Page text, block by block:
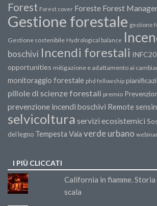
Forest Forest cover Foreste Forest
Gestione forestale gestione
Gestione sostenibile Hydrological balance
boschivi Incendi forestali
opportunities mitigazione e adattamento ai
monitoraggio forestale phd fellowship
pillole di scienze forestali premio
prevenzione incendi boschivi Remote
selvicoltura servizi ecosistemici
del legno Tempesta Vaia verde urbano
I PIÙ CLICCATI
California in fiamme.
scala